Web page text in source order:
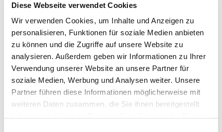
Diese Webseite verwendet Cookies
Wir verwenden Cookies, um Inhalte und Anzeigen zu
personalisieren, Funktionen für soziale Medien anbieten
zu können und die Zugriffe auf unsere Website zu
analysieren. Außerdem geben wir Informationen zu Ihrer
Verwendung unserer Website an unsere Partner für
soziale Medien, Werbung und Analysen weiter. Unsere
Partner führen diese Informationen möglicherweise mit
weiteren Daten zusammen, die Sie ihnen bereitgestellt
© Meike Lottmann